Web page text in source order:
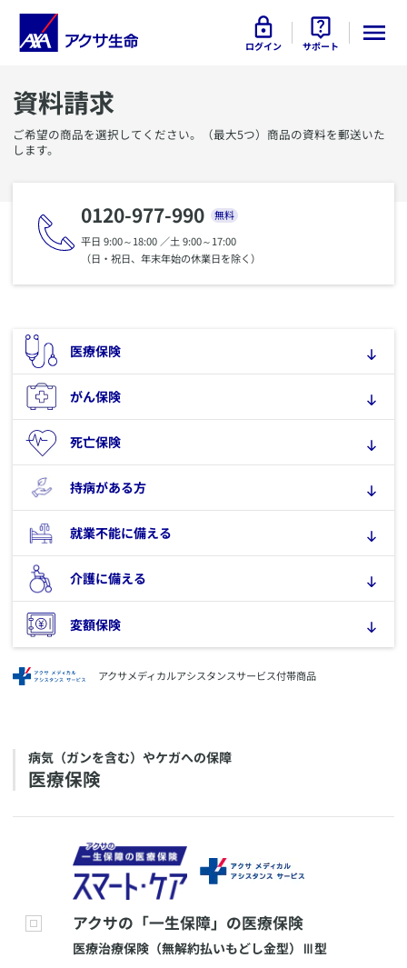
ログイン サポート
資料請求
ご希望の商品を選択してください。（最大5つ）商品の資料を郵送いた
します。
0120-977-990
無料
平日 9:00～18:00 ／土 9:00～17:00
（日・祝日、年末年始の休業日を除く）
​医療保険
​がん保険
​死亡保険
​持病がある方
​就業不能に備える
​介護に備える
​変額保険
アクサメディカルアシスタンスサービス付帯商品
​病気（ガンを含む）やケガへの保障
​医療保険
​アクサの「一生保障」の医療保険
​医療治療保険（無解約払いもどし金型）Ⅲ型